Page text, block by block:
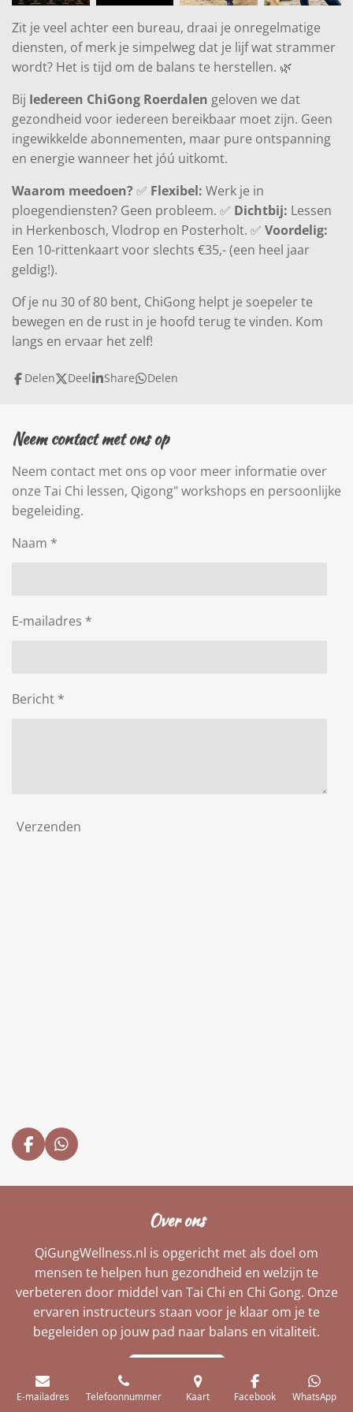
u
c
r
n
Zit je veel achter een bureau, draai je onregelmatige
diensten, of merk je simpelweg dat je lijf wat strammer
wordt? Het is tijd om de balans te herstellen. 🌿
Bij Iedereen ChiGong Roerdalen geloven we dat
gezondheid voor iedereen bereikbaar moet zijn. Geen
ingewikkelde abonnementen, maar pure ontspanning
en energie wanneer het jóú uitkomt.
Waarom meedoen? ✅ Flexibel: Werk je in
ploegendiensten? Geen probleem. ✅ Dichtbij: Lessen
in Herkenbosch, Vlodrop en Posterholt. ✅ Voordelig:
Een 10-rittenkaart voor slechts €35,- (een heel jaar
geldig!).
Of je nu 30 of 80 bent, ChiGong helpt je soepeler te
bewegen en de rust in je hoofd terug te vinden. Kom
langs en ervaar het zelf!
Delen Deel Share Delen
Neem contact met ons op
Neem contact met ons op voor meer informatie over
onze Tai Chi lessen, Qigong" workshops en persoonlijke
begeleiding.
Naam *
E-mailadres *
Bericht *
Verzenden
F
a
W
h
p
Over ons
QiGungWellness.nl is opgericht met als doel om
mensen te helpen hun gezondheid en welzijn te
verbeteren door middel van Tai Chi en Chi Gong. Onze
ervaren instructeurs staan voor je klaar om je te
begeleiden op jouw pad naar balans en vitaliteit.
Ontdek meer
E-mailadres Telefoonnummer Kaart Facebook WhatsApp